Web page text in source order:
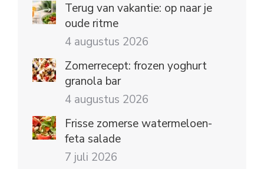
Terug van vakantie: op naar je
oude ritme
4 augustus 2026
Zomerrecept: frozen yoghurt
granola bar
4 augustus 2026
Frisse zomerse watermeloen-
feta salade
7 juli 2026